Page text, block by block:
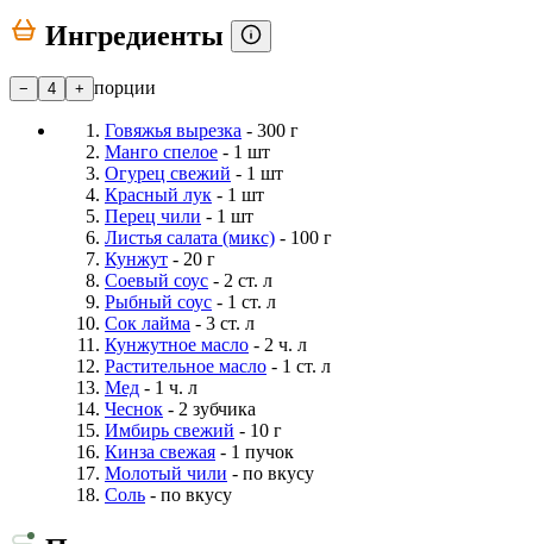
Ингредиенты
− 4 + порции
Говяжья вырезка - 300 г
Манго спелое - 1 шт
Огурец свежий - 1 шт
Красный лук - 1 шт
Перец чили - 1 шт
Листья салата (микс) - 100 г
Кунжут - 20 г
Соевый соус - 2 ст. л
Рыбный соус - 1 ст. л
Сок лайма - 3 ст. л
Кунжутное масло - 2 ч. л
Растительное масло - 1 ст. л
Мед - 1 ч. л
Чеснок - 2 зубчика
Имбирь свежий - 10 г
Кинза свежая - 1 пучок
Молотый чили - по вкусу
Соль - по вкусу